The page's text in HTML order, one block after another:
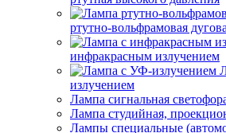
ртутно-вольфрамовая
инфракрасным излучением
излучением
Лампа сигнальная
Лампа студийная,
Лампы специальные